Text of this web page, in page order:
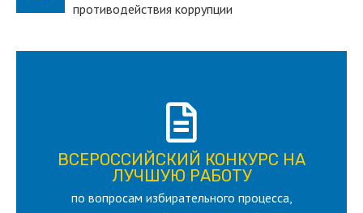
противодействия коррупции
ВСЕРОССИЙСКИЙ КОНКУРС НА
ЛУЧШУЮ РАБОТУ
по вопросам избирательного процесса,
ЛУЧШУЮ РАБОТУ
для лица старше 18 и моложе 35 лет
ПОДРОБНЕЕ